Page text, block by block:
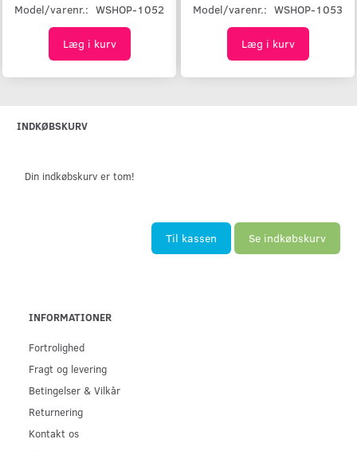
Model/varenr.: WSHOP-1052
Læg i kurv
Model/varenr.: WSHOP-1053
Læg i kurv
INDKØBSKURV
Din indkøbskurv er tom!
Til kassen Se indkøbskurv
INFORMATIONER
Fortrolighed
Fragt og levering
Betingelser & Vilkår
Returnering
Kontakt os